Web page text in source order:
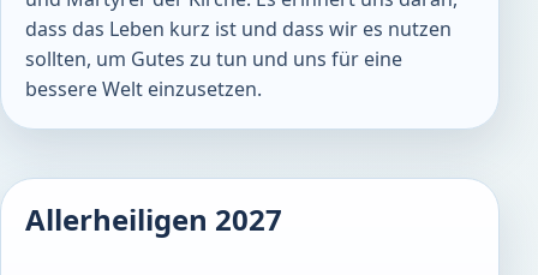
dass das Leben kurz ist und dass wir es nutzen
sollten, um Gutes zu tun und uns für eine
bessere Welt einzusetzen.
Allerheiligen 2027